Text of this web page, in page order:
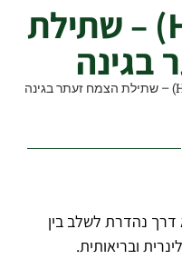
זעתר (Hyssop) – שתילת
בגינה
דרך נהדרת לשלב בין
ובריאותית.